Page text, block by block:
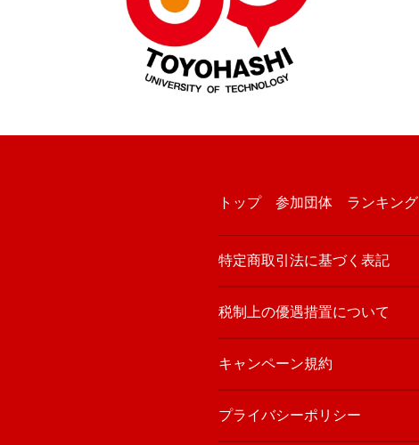
トップ 参加団体 ランキング
特定商取引法に基づく表記
税制上の優遇措置について
キャンペーン規約
プライバシーポリシー